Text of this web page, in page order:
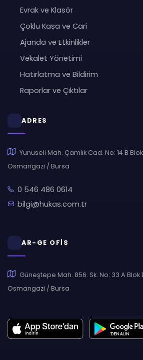
Evrak ve Klasör
Çoklu Kasa ve Cari
Ajanda ve Etkinlikler
Vekalet Yönetimi
Hatırlatma ve Bildirim
Raporlar ve Çıktılar
ADRES
Yunuseli Mah. Çamlık Cad. No: 14 B
Osmangazi / Bursa
0 546 486 0614
bilgi@hukas.com.tr
AR-GE OFİS
Güneştepe Mah. 856. Sk. No: 33 A Blok
Osmangazi / Bursa